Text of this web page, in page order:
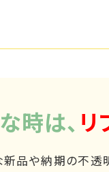
時は、
品や納期の不透